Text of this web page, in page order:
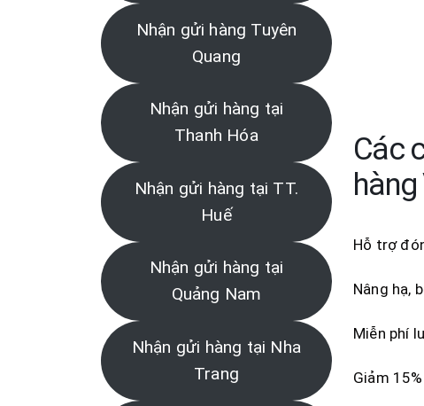
Các
hàng
Hỗ trợ
Nâng hạ,
Miễn phí
Giảm
Nhận gửi hàng Tuyên
Quang
Nhận gửi hàng tại
Thanh Hóa
Nhận gửi hàng tại TT.
Huế
Nhận gửi hàng tại
Quảng Nam
Nhận gửi hàng tại Nha
Trang